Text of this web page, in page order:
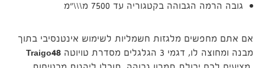
גובה הרמה הגבוהה בקטגוריה עד 7500 מ\\\"מ
אם אתם מחפשים מלגזות חשמליות לשימוש אינטנסיבי בתוך
מבנה ומחוצה לו, דגמי 3 הגלגלים מסדרת טויוטה
Traigo48